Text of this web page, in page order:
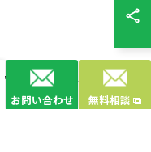
お問い合わせ 無料相談
アップウェル ALL RIGHTS